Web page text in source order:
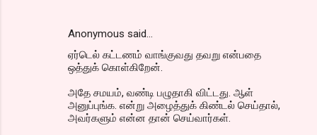
Anonymous said…
ஏர்டெல் கட்டணம் வாங்குவது தவறு என்பதை
ஒத்துக் கொள்கிறேன்.
அதே சமயம், வண்டி பழுதாகி விட்டது. ஆள்
அனுப்புங்க. என்று அழைத்துக் கிண்டல் செய்தால்,
அவர்களும் என்ன தான் செய்வார்கள்.